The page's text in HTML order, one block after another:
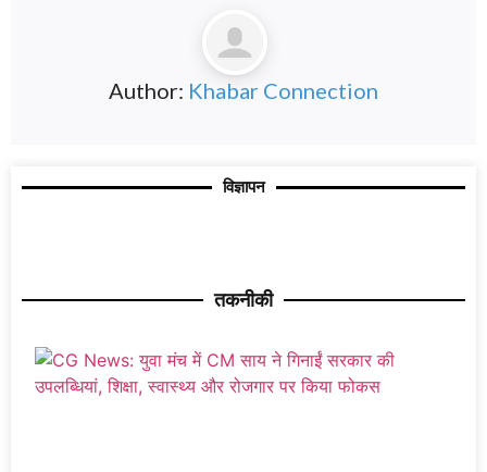
Author: Khabar Connection
विज्ञापन
तकनीकी